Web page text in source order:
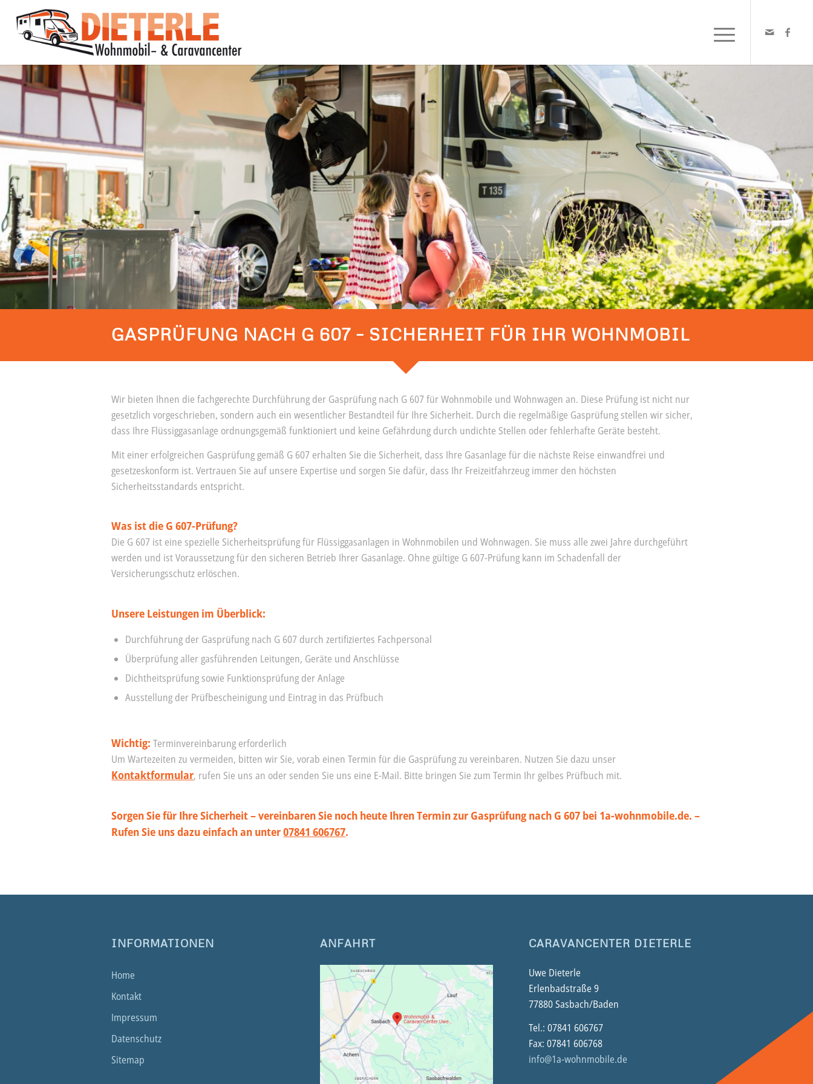
GASPRÜFUNG NACH G 607 – SICHERHEIT FÜR IHR WOHNMOBIL
Wir bieten Ihnen die fachgerechte Durchführung der Gasprüfung nach G 607 für Wohnmobile und Wohnwagen an. Diese Prüfung ist nicht nur
gesetzlich vorgeschrieben, sondern auch ein wesentlicher Bestandteil für Ihre Sicherheit. Durch die regelmäßige Gasprüfung stellen wir sicher,
dass Ihre Flüssiggasanlage ordnungsgemäß funktioniert und keine Gefährdung durch undichte Stellen oder fehlerhafte Geräte besteht.
Mit einer erfolgreichen Gasprüfung gemäß G 607 erhalten Sie die Sicherheit, dass Ihre Gasanlage für die nächste Reise einwandfrei und
gesetzeskonform ist. Vertrauen Sie auf unsere Expertise und sorgen Sie dafür, dass Ihr Freizeitfahrzeug immer den höchsten
Sicherheitsstandards entspricht.
Was ist die G 607-Prüfung?
Die G 607 ist eine spezielle Sicherheitsprüfung für Flüssiggasanlagen in Wohnmobilen und Wohnwagen. Sie muss alle zwei Jahre durchgeführt
werden und ist Voraussetzung für den sicheren Betrieb Ihrer Gasanlage. Ohne gültige G 607-Prüfung kann im Schadenfall der
Versicherungsschutz erlöschen.
Unsere Leistungen im Überblick:
Durchführung der Gasprüfung nach G 607 durch zertifiziertes Fachpersonal
Überprüfung aller gasführenden Leitungen, Geräte und Anschlüsse
Dichtheitsprüfung sowie Funktionsprüfung der Anlage
Ausstellung der Prüfbescheinigung und Eintrag in das Prüfbuch
Wichtig: Terminvereinbarung erforderlich
Um Wartezeiten zu vermeiden, bitten wir Sie, vorab einen Termin für die Gasprüfung zu vereinbaren. Nutzen Sie dazu unser
Kontaktformular, rufen Sie uns an oder senden Sie uns eine E-Mail. Bitte bringen Sie zum Termin Ihr gelbes Prüfbuch mit.
Sorgen Sie für Ihre Sicherheit – vereinbaren Sie noch heute Ihren Termin zur Gasprüfung nach G 607 bei 1a-wohnmobile.de. –
Rufen Sie uns dazu einfach an unter07841 606767.
INFORMATIONEN
Home
Kontakt
Impressum
Datenschutz
Sitemap
ANFAHRT CARAVANCENTER DIETERLE
Uwe Dieterle
Erlenbadstraße 9
77880 Sasbach/Baden
Tel.: 07841 606767
Fax: 07841 606768
info@1a-wohnmobile.de